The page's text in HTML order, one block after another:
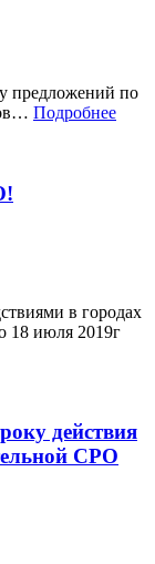
предложений по
Подробнее
в городах
18 июля 2019г
действия
СРО